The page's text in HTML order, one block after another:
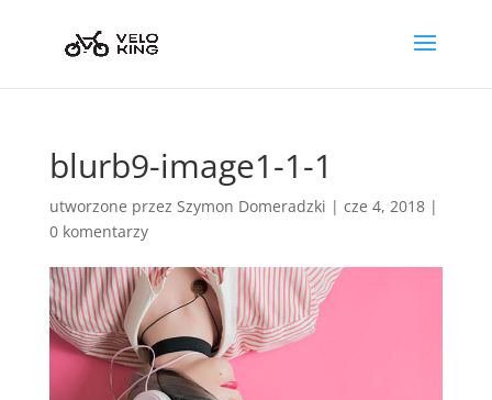
blurb9-image1-1-1
utworzone przez Szymon Domeradzki | cze 4, 2018|
0 komentarzy